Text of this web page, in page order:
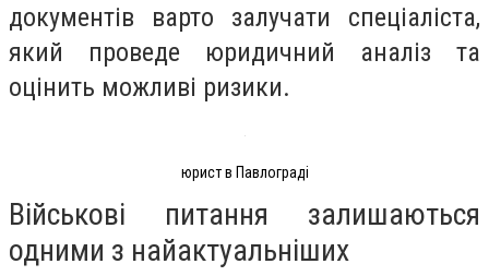
документів варто залучати спеціаліста,
який проведе юридичний аналіз та
оцінить можливі ризики.
юрист в Павлограді
Військові питання залишаються
одними з найактуальніших